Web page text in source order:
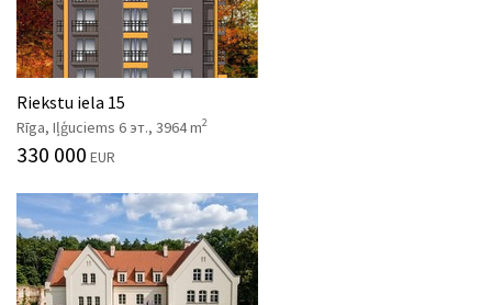
Riekstu iela 15
Rīga, Iļģuciems 6 эт., 3964 m2
330 000 EUR